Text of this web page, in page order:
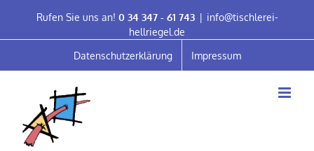
content
Rufen Sie uns an! 0 34 347 - 61 743 | info@tischlerei-
hellriegel.de
Datenschutzerklärung
Impressum